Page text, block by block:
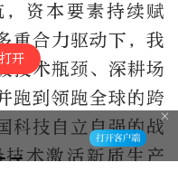
资本要素持续赋
重合力驱动下，我
技术瓶颈、深耕场
跑到领跑全球的跨
科技自立自强的战
术激活新质生产
开